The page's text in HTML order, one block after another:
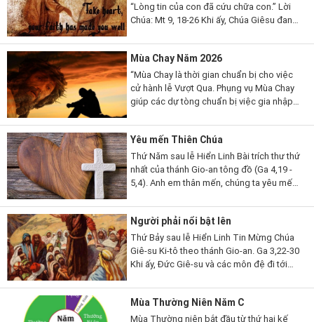
“Lòng tin của con đã cứu chữa con.” Lời
Chúa: Mt 9, 18-26 Khi ấy, Chúa Giêsu đang
mà thưa...
Mùa Chay Năm 2026
“Mùa Chay là thời gian chuẩn bị cho việc
cử hành lễ Vượt Qua. Phụng vụ Mùa Chay
giúp các dự tòng chuẩn bị việc gia nhập
Chay cũng là thời gian...
Yêu mến Thiên Chúa
Thứ Năm sau lễ Hiển Linh Bài trích thư thứ
nhất của thánh Gio-an tông đồ (Ga 4,19 -
5,4). Anh em thân mến, chúng ta yêu mến
chúng ta trước. Nếu...
Người phải nổi bật lên
Thứ Bảy sau lễ Hiển Linh Tin Mừng Chúa
Giê-su Ki-tô theo thánh Gio-an. Ga 3,22-30
Khi ấy, Đức Giê-su và các môn đệ đi tới
ông và làm phép rửa. Còn...
Mùa Thường Niên Năm C
Mùa Thường niên bắt đầu từ thứ hai kế